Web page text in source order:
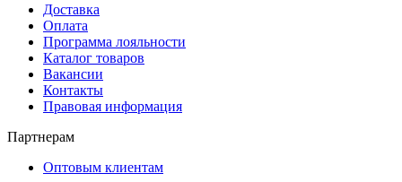
Доставка
Оплата
Программа лояльности
Каталог товаров
Вакансии
Контакты
Правовая информация
Партнерам
Оптовым клиентам